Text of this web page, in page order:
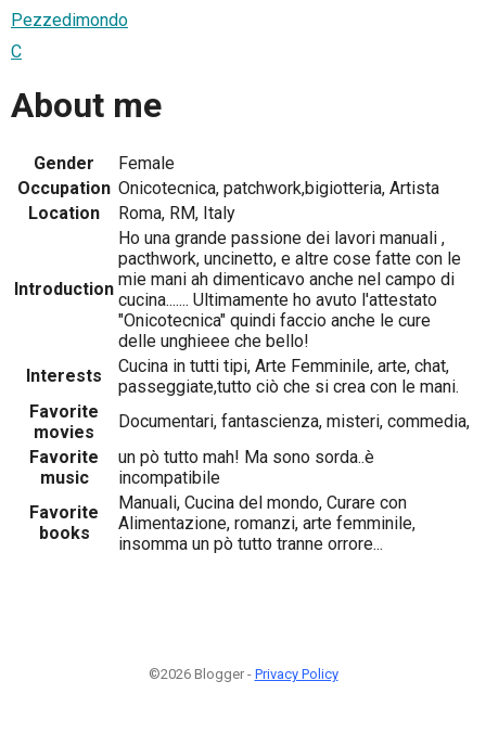
Pezzedimondo
C
About me
Gender
Female
Occupation Onicotecnica, patchwork,bigiotteria, Artista
Location
Roma, RM, Italy
Introduction
Ho una grande passione dei lavori manuali ,
pacthwork, uncinetto, e altre cose fatte con le
mie mani ah dimenticavo anche nel campo di
cucina....... Ultimamente ho avuto l'attestato
"Onicotecnica" quindi faccio anche le cure
delle unghieee che bello!
Interests
Cucina in tutti tipi, Arte Femminile, arte, chat,
passeggiate,tutto ciò che si crea con le mani.
Favorite
movies
Documentari, fantascienza, misteri, commedia,
Favorite
music
un pò tutto mah! Ma sono sorda..è
incompatibile
Favorite
books
Manuali, Cucina del mondo, Curare con
Alimentazione, romanzi, arte femminile,
insomma un pò tutto tranne orrore...
©2026 Blogger - Privacy Policy